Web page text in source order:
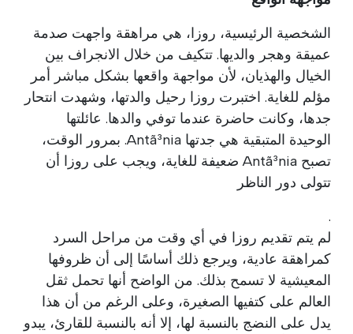
الشخصية الرئيسية، روزا، هي مراهقة واجهت صدمة
عميقة وهجر والديها. تتكيف من خلال الانجراف بين
الخيال والهذيان، لأن مواجهة واقعها بشكل مباشر أمر
مؤلم للغاية. اختبرت روزا رحيل والدتها، وشهدت انتحار
جدها، وكانت حاضرة عندما توفي والدها. عائلتها
الوحيدة المتبقية هي جدتها Antã³nia. بمرور الوقت،
تصبح Antã³nia ضعيفة للغاية، ويجب على روزا أن
تتولى دور الناظر
.
لم يتم تقديم روزا في أي وقت من مراحل السرد
كمراهقة عادية، ويرجع ذلك أساسًا إلى أن ظروفها
المعيشية لا تسمح بذلك. من الواضح أنها تحمل ثقل
العالم على كتفيها الصغيرة، وعلى الرغم من أن هذا
يدل على النضج بالنسبة لها، إلا أنه بالنسبة للقارئ، يبدو